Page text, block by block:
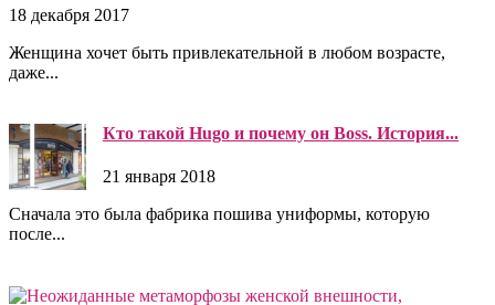
18 декабря 2017
Женщина хочет быть привлекательной в любом возрасте,
даже...
Кто такой Hugo и почему он Boss. История...
21 января 2018
Сначала это была фабрика пошива униформы, которую
после...